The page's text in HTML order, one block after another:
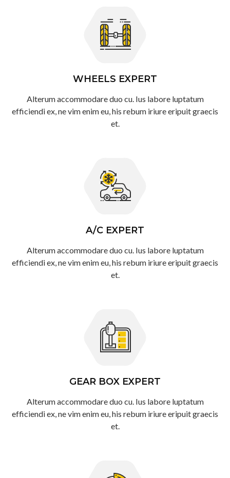
WHEELS EXPERT
Alterum accommodare duo cu. Ius labore luptatum
efficiendi ex, ne vim enim eu, his rebum iriure eripuit graecis
et.
A/C EXPERT
Alterum accommodare duo cu. Ius labore luptatum
efficiendi ex, ne vim enim eu, his rebum iriure eripuit graecis
et.
GEAR BOX EXPERT
Alterum accommodare duo cu. Ius labore luptatum
efficiendi ex, ne vim enim eu, his rebum iriure eripuit graecis
et.